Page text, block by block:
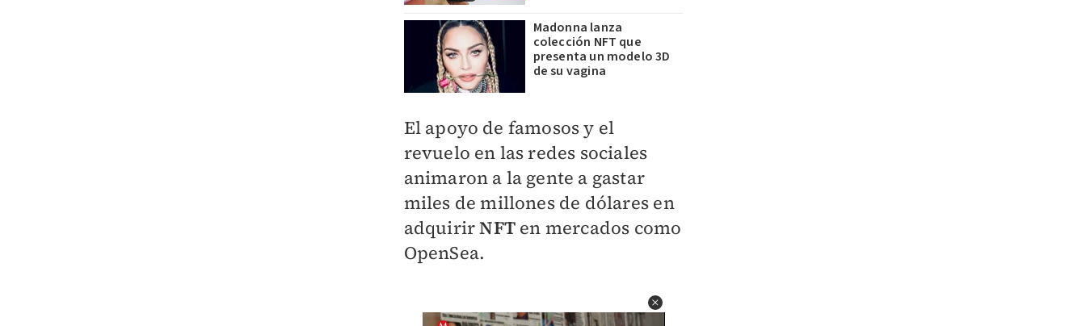
Madonna lanza
colección NFT que
presenta un modelo 3D
de su vagina
El apoyo de famosos y el
revuelo en las redes sociales
animaron a la gente a gastar
miles de millones de dólares en
adquirirNFT en mercados como
OpenSea.